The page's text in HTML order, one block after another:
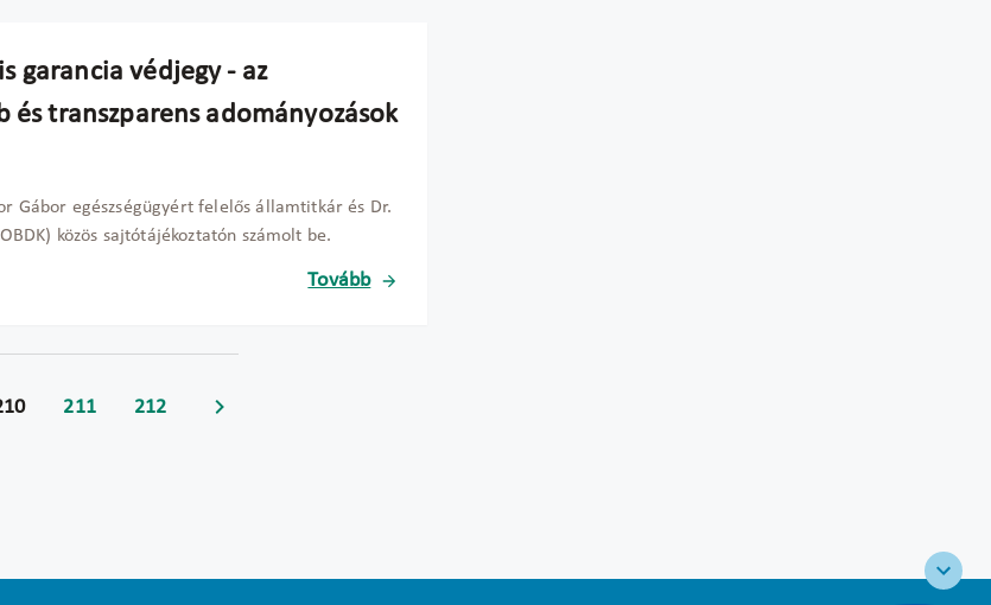
garancia védjegy - az
és transzparens adományozások
Gábor egészségügyért felelős államtitkár és Dr.
közös sajtótájékoztatón számolt be.
Tovább
211 212